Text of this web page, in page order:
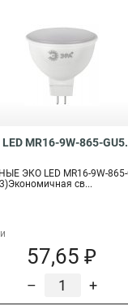
MR16-9W-865-
ЭКО LED MR16-9W-865-
св...
57,65 ₽
– +